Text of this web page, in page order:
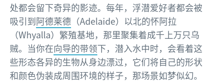
处都会留下奇异的影迹。每年，浮潜爱好者都会被
吸引到阿德莱德 （Adelaide）以北的怀阿拉
（Whyalla）繁殖基地，那里聚集着成千上万只乌
贼。当你在向导的带领下，潜入水中时，会看着这
些形态各异的生物从身边漂过，它们将自己的形状
和颜色伪装成周围环境的样子，那场景如梦似幻。